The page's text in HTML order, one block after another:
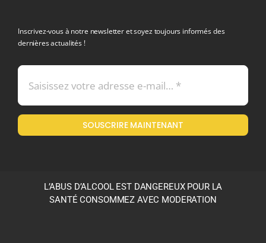
Mentions légales
Politique en matière de remboursements et de retours
Inscrivez-vous à notre newsletter et soyez toujours informés des
dernières actualités !
SOUSCRIRE MAINTENANT
L’ABUS D’ALCOOL EST DANGEREUX POUR LA
SANTÉ CONSOMMEZ AVEC MODERATION